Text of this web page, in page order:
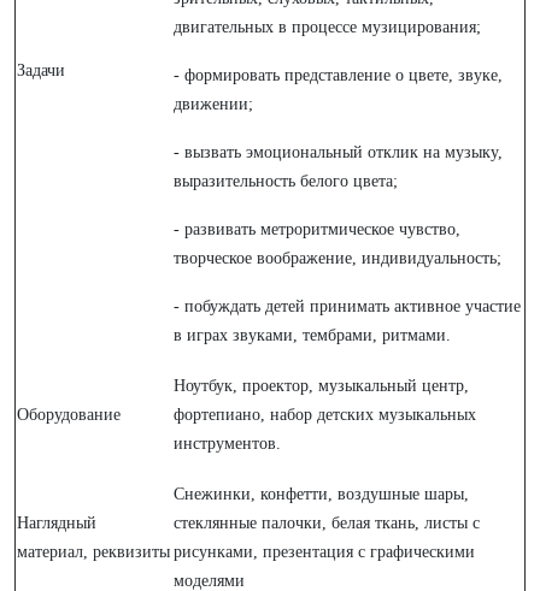
Задачи
двигательных в процессе музицирования;
- формировать представление о цвете, звуке,
движении;
- вызвать эмоциональный отклик на музыку,
выразительность белого цвета;
- развивать метроритмическое чувство,
творческое воображение, индивидуальность;
- побуждать детей принимать активное участие
в играх звуками, тембрами, ритмами.
Оборудование
Ноутбук, проектор, музыкальный центр,
фортепиано, набор детских музыкальных
инструментов.
Наглядный
материал, реквизиты
Снежинки, конфетти, воздушные шары,
стеклянные палочки, белая ткань, листы с
рисунками, презентация с графическими
моделями